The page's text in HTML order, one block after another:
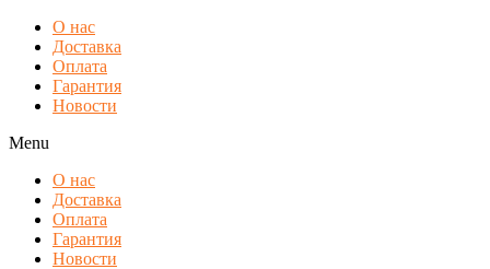
О нас
Доставка
Оплата
Гарантия
Новости
Menu
О нас
Доставка
Оплата
Гарантия
Новости